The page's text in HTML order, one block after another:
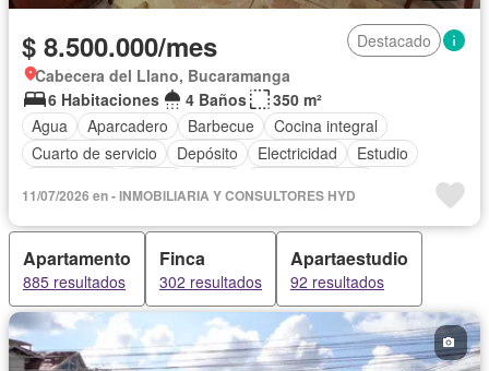
$ 8.500.000/mes
Destacado
Cabecera del Llano, Bucaramanga
6 Habitaciones
4 Baños
350 m²
Agua
Aparcadero Barbecue
Cocina integral
Cuarto de servicio
Depósito Electricidad
Estudio
Vista panorámica
Permite mascotas Permite niños
11/07/2026 en - INMOBILIARIA Y CONSULTORES HYD
Apartamento
885 resultados
Finca
302 resultados
Apartaestudio
92 resultados